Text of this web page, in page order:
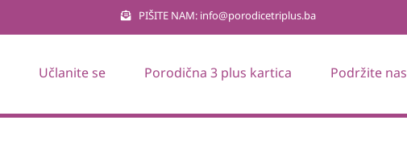
PIŠITE NAM: info@porodicetriplus.ba
Učlanite se Porodična 3 plus kartica Podržite nas